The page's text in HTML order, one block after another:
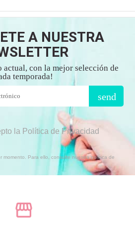
A NUESTRA
actual, con la mejor selección de
temporada!
send
la Política de Privacidad
momento. Para ello, consulte nuestra política de